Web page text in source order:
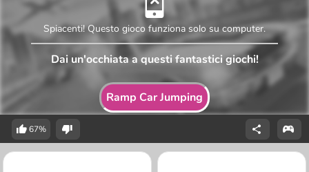
Ramp Car Jumping
Spiacenti! Questo gioco funziona solo su computer.
Dai un'occhiata a questi fantastici giochi!
67%